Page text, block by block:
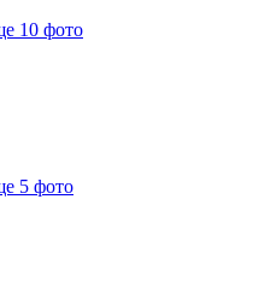
10 фото
5 фото